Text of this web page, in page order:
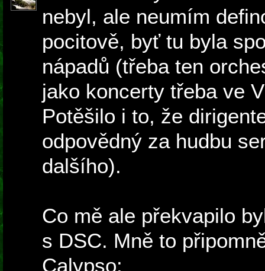
nebyl, ale neumím
pocitově, byť tu byla
nápadů (třeba ten
jako koncerty třeba ve
Potěšilo i to, že
odpovědný za hudbu
dalšího).
Co mě ale překvapilo
s DSC. Mně to
Calypso: